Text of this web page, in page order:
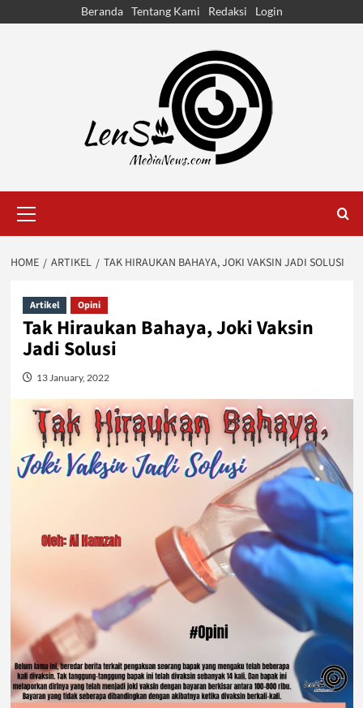
Beranda Tentang Kami Redaksi Login
Menu
HOME ARTIKEL TAK HIRAUKAN BAHAYA, JOKI VAKSIN JADI SOLUSI
Artikel Opini
Tak Hiraukan Bahaya, Joki Vaksin
Jadi Solusi
13 January, 2022